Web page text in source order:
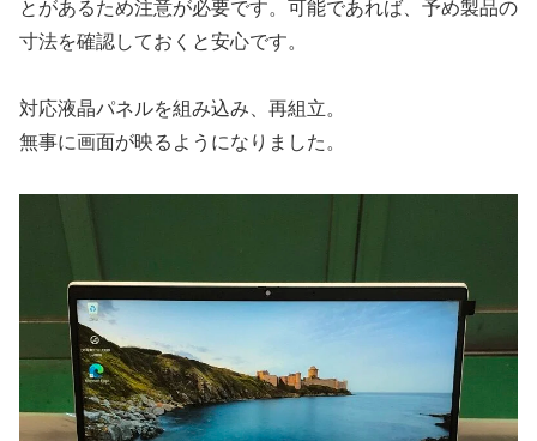
とがあるため注意が必要です。可能であれば、予め製品の
寸法を確認しておくと安心です。
対応液晶パネルを組み込み、再組立。
無事に画面が映るようになりました。